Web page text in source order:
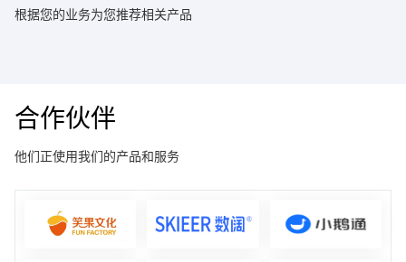
根据您的业务为您推荐相关产品
合作伙伴
他们正使用我们的产品和服务